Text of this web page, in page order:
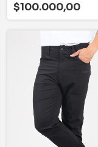
$100.000,00